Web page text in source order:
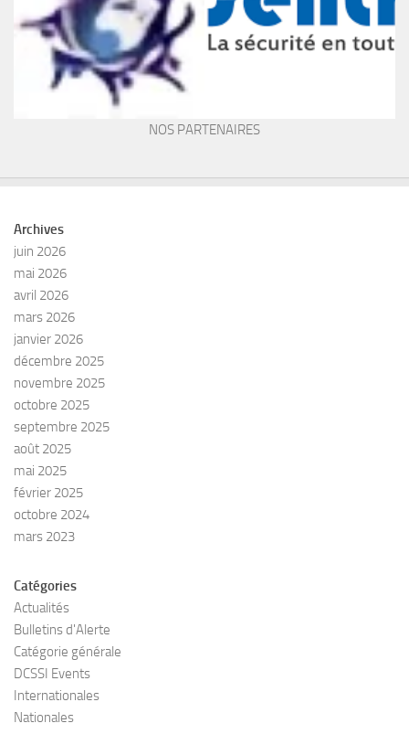
NOS PARTENAIRES
Archives
juin 2026
mai 2026
avril 2026
mars 2026
janvier 2026
décembre 2025
novembre 2025
octobre 2025
septembre 2025
août 2025
mai 2025
février 2025
octobre 2024
mars 2023
Catégories
Actualités
Bulletins d'Alerte
Catégorie générale
DCSSI Events
Internationales
Nationales